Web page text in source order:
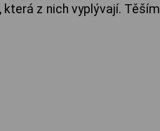
z nich vyplývají. Těším